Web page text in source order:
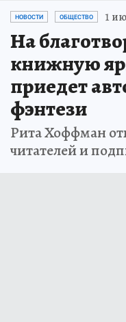
НОВОСТИ ОБЩЕСТВО 1
На
книжную
приедет
фэнтези
Рита Хоффман
читателей и